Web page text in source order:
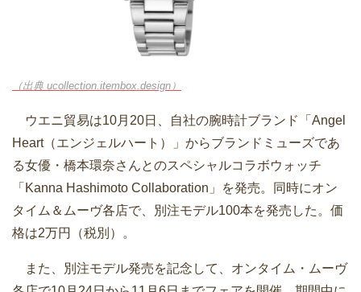
（出典 ucollection.itembox.design）
ウエニ貿易は10月20日、自社の腕時計ブランド「Angel
Heart（エンジェルハート）」からブランドミューズであ
る女優・橋本環奈さんとのスペシャルコラボウォッチ
「Kanna Hashimoto Collaboration」を発売。同時にオン
タイム＆ムーヴ各店で、別注モデル100本を発売した。価
格は2万円（税別）。
また、別注モデル発売を記念して、オンタイム・ムーヴ